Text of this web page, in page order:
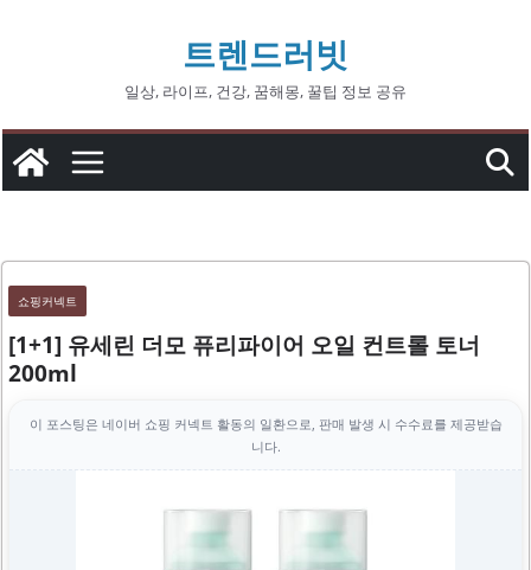
트렌드러빗
일상, 라이프, 건강, 꿈해몽, 꿀팁 정보 공유
쇼핑커넥트
[1+1] 유세린 더모 퓨리파이어 오일 컨트롤 토너
200ml
이 포스팅은 네이버 쇼핑 커넥트 활동의 일환으로, 판매 발생 시 수수료를 제공받습
니다.